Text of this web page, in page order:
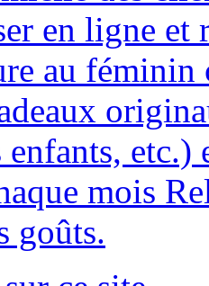
en ligne et
au féminin
enfants,
mois
goûts.